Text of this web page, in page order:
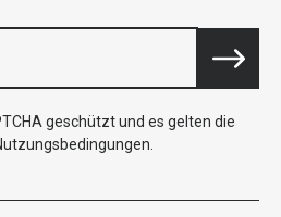
geschützt und es gelten die